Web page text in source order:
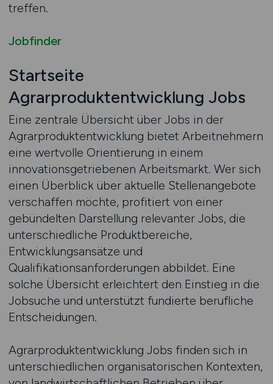
treffen.
Jobfinder
Startseite
Agrarproduktentwicklung Jobs
Eine zentrale Übersicht über Jobs in der
Agrarproduktentwicklung bietet Arbeitnehmern
eine wertvolle Orientierung in einem
innovationsgetriebenen Arbeitsmarkt. Wer sich
einen Überblick über aktuelle Stellenangebote
verschaffen möchte, profitiert von einer
gebündelten Darstellung relevanter Jobs, die
unterschiedliche Produktbereiche,
Entwicklungsansätze und
Qualifikationsanforderungen abbildet. Eine
solche Übersicht erleichtert den Einstieg in die
Jobsuche und unterstützt fundierte berufliche
Entscheidungen.
Agrarproduktentwicklung Jobs finden sich in
unterschiedlichen organisatorischen Kontexten,